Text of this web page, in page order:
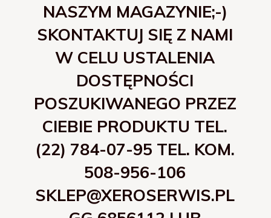
NASZYM MAGAZYNIE;-)
SKONTAKTUJ SIĘ Z NAMI
W CELU USTALENIA
DOSTĘPNOŚCI
POSZUKIWANEGO PRZEZ
CIEBIE PRODUKTU TEL.
(22) 784-07-95 TEL. KOM.
508-956-106
SKLEP@XEROSERWIS.PL